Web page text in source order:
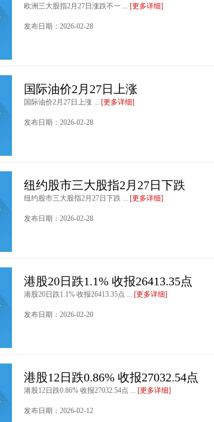
欧洲三大股指2月27日涨跌不一 ... [更多详细]
发布日期：2026-02-28
国际油价2月27日上涨
国际油价2月27日上涨 ... [更多详细]
发布日期：2026-02-28
纽约股市三大股指2月27日下跌
纽约股市三大股指2月27日下跌 ... [更多详细]
发布日期：2026-02-28
港股20日跌1.1% 收报26413.35点
港股20日跌1.1% 收报26413.35点 ... [更多详细]
发布日期：2026-02-20
港股12日跌0.86% 收报27032.54点
港股12日跌0.86% 收报27032.54点 ... [更多详细]
发布日期：2026-02-12